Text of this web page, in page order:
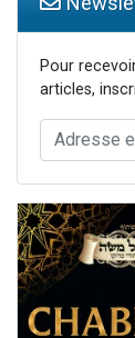
Pour
articles,